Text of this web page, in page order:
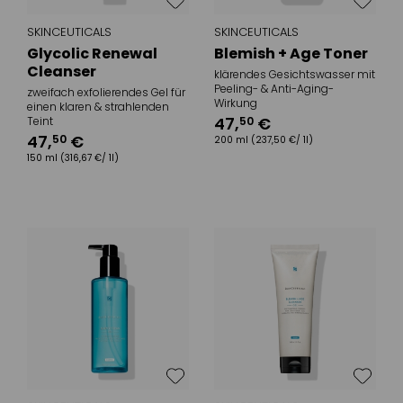
SKINCEUTICALS
Glycolic Renewal
Cleanser
zweifach exfolierendes Gel für
einen klaren & strahlenden
Teint
47,50 €
150 ml (316,67 €/ 1l)
SKINCEUTICALS
Blemish + Age Toner
klärendes Gesichtswasser mit
Peeling- & Anti-Aging-
Wirkung
47,50 €
200 ml (237,50 €/ 1l)